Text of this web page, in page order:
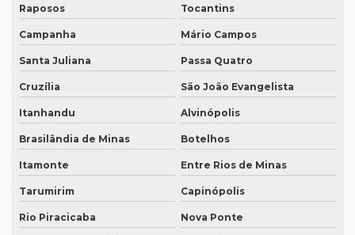
Raposos Tocantins
Campanha Mário Campos
Santa Juliana Passa Quatro
Cruzília São João Evangelista
Itanhandu Alvinópolis
Brasilândia de Minas Botelhos
Itamonte Entre Rios de Minas
Tarumirim Capinópolis
Rio Piracicaba Nova Ponte